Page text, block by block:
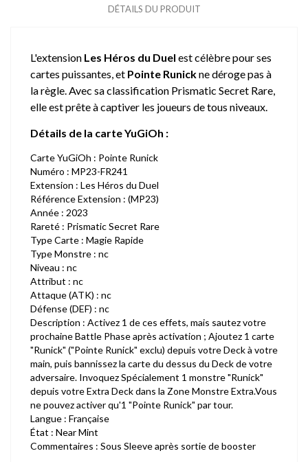
DÉTAILS DU PRODUIT
L'extension Les Héros du Duel est célèbre pour ses
cartes puissantes, et Pointe Runickne déroge pas à
la règle. Avec sa classification Prismatic Secret Rare,
elle est prête à captiver les joueurs de tous niveaux.
Détails de la carte YuGiOh :
Carte YuGiOh : Pointe Runick
Numéro : MP23-FR241
Extension : Les Héros du Duel
Référence Extension : (MP23)
Année : 2023
Rareté : Prismatic Secret Rare
Type Carte : Magie Rapide
Type Monstre : nc
Niveau : nc
Attribut : nc
Attaque (ATK) : nc
Défense (DEF) : nc
Description : Activez 1 de ces effets, mais sautez votre
prochaine Battle Phase après activation ; Ajoutez 1 carte
"Runick" ("Pointe Runick" exclu) depuis votre Deck à votre
main, puis bannissez la carte du dessus du Deck de votre
adversaire. Invoquez Spécialement 1 monstre "Runick"
depuis votre Extra Deck dans la Zone Monstre Extra.Vous
ne pouvez activer qu'1 "Pointe Runick" par tour.
Langue : Française
État : Near Mint
Commentaires : Sous Sleeve après sortie de booster